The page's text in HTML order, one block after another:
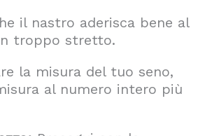
il nastro aderisca bene al
troppo stretto.
la misura del tuo seno,
al numero intero più